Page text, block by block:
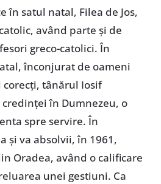
în satul natal, Filea de Jos,
având parte și de
greco-catolici. În
înconjurat de oameni
tânărul Iosif
în Dumnezeu, o
spre servire. În
și va absolvii, în 1961,
Oradea, având o calificare
unei gestiuni. Ca